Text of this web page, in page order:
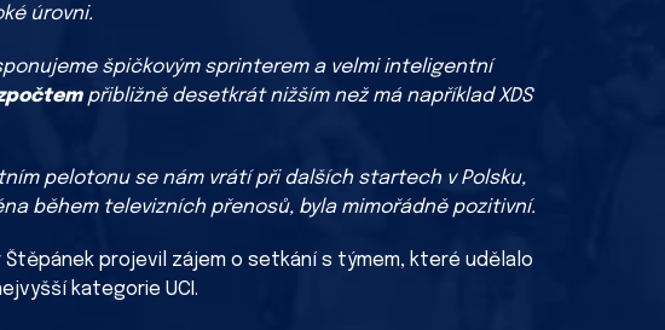
úrovni.
špičkovým sprinterem a velmi inteligentní
přibližně desetkrát nižším než má například XDS
pelotonu se nám vrátí při dalších startech v Polsku,
během televizních přenosů, byla mimořádně pozitivní.
Štěpánek projevil zájem o setkání s týmem, které udělalo
kategorie UCI.